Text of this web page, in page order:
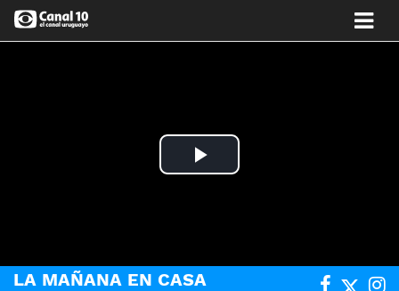
Play
LA MAÑANA EN CASA